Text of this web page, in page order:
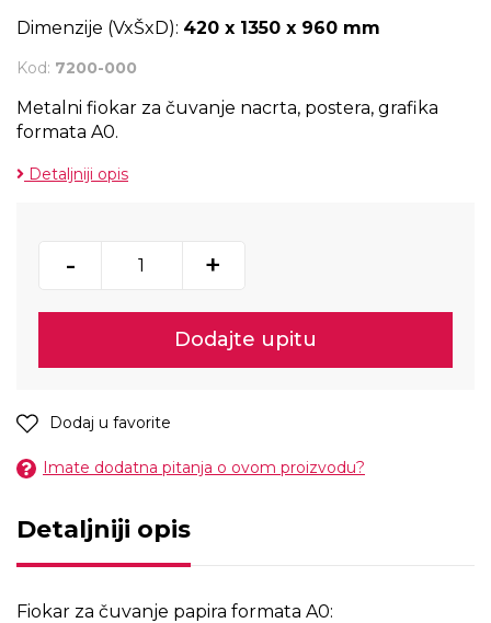
Dimenzije (VxŠxD): 420 x 1350 x 960 mm
Kod: 7200-000
Metalni fiokar za čuvanje nacrta, postera, grafika
formata A0.
Detaljniji opis
- +
Dodajte upitu
Dodaj u favorite
Imate dodatna pitanja o ovom proizvodu?
Detaljniji opis
Fiokar za čuvanje papira formata A0: